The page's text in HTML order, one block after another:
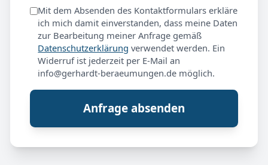
Mit dem Absenden des Kontaktformulars erkläre
ich mich damit einverstanden, dass meine Daten
zur Bearbeitung meiner Anfrage gemäß
Datenschutzerklärung verwendet werden. Ein
Widerruf ist jederzeit per E-Mail an
info@gerhardt-beraeumungen.de möglich.
Anfrage absenden